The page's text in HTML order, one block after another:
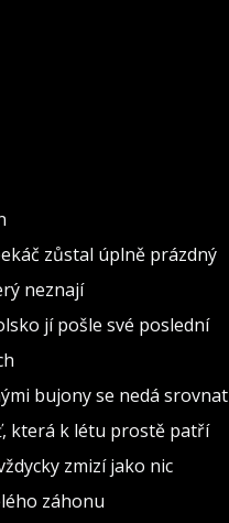
zůstal úplně prázdný
neznají
jí pošle své poslední
bujony se nedá srovnat
která k létu prostě patří
zmizí jako nic
záhonu